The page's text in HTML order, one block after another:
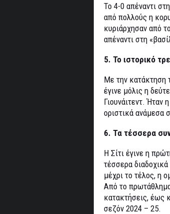
Το 4-0 απέναντι
από πολλούς η
κυριάρχησαν από
απέναντι στη
5. Το ιστορικό
Με την κατάκτηση
έγινε μόλις η
Γιουνάιτεντ.
οριστικά ανάμεσα
6. Τα τέσσερα
Η Σίτι έγινε η
τέσσερα
μέχρι το τέλος, η
Από το
κατακτήσεις, έως
σεζόν 2024 – 25.